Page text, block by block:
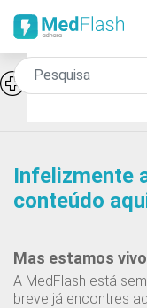
Icon Síndromes de
Aplasia pura
Infelizmente
conteúdo
Mas estamos
A MedFlash está
breve já encontres